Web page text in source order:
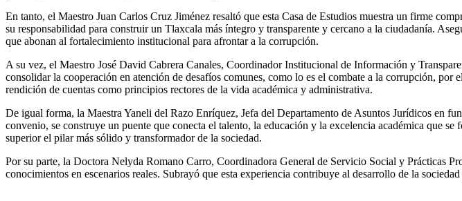
En tanto, el Maestro Juan Carlos Cruz Jiménez resaltó que esta Casa de Estudios muestra un firme
su responsabilidad para construir un Tlaxcala más íntegro y transparente y cercano a la ciudadanía.
que abonan al fortalecimiento institucional para afrontar a la corrupción.
A su vez, el Maestro José David Cabrera Canales, Coordinador Institucional de Información y
consolidar la cooperación en atención de desafíos comunes, como lo es el combate a la corrupción,
rendición de cuentas como principios rectores de la vida académica y administrativa.
De igual forma, la Maestra Yaneli del Razo Enríquez, Jefa del Departamento de Asuntos Jurídicos en
convenio, se construye un puente que conecta el talento, la educación y la excelencia académica que
superior el pilar más sólido y transformador de la sociedad.
Por su parte, la Doctora Nelyda Romano Carro, Coordinadora General de Servicio Social y Prácticas
conocimientos en escenarios reales. Subrayó que esta experiencia contribuye al desarrollo de la